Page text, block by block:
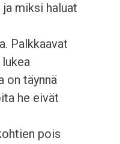
miksi haluat
Palkkaavat
on täynnä
he eivät
pois